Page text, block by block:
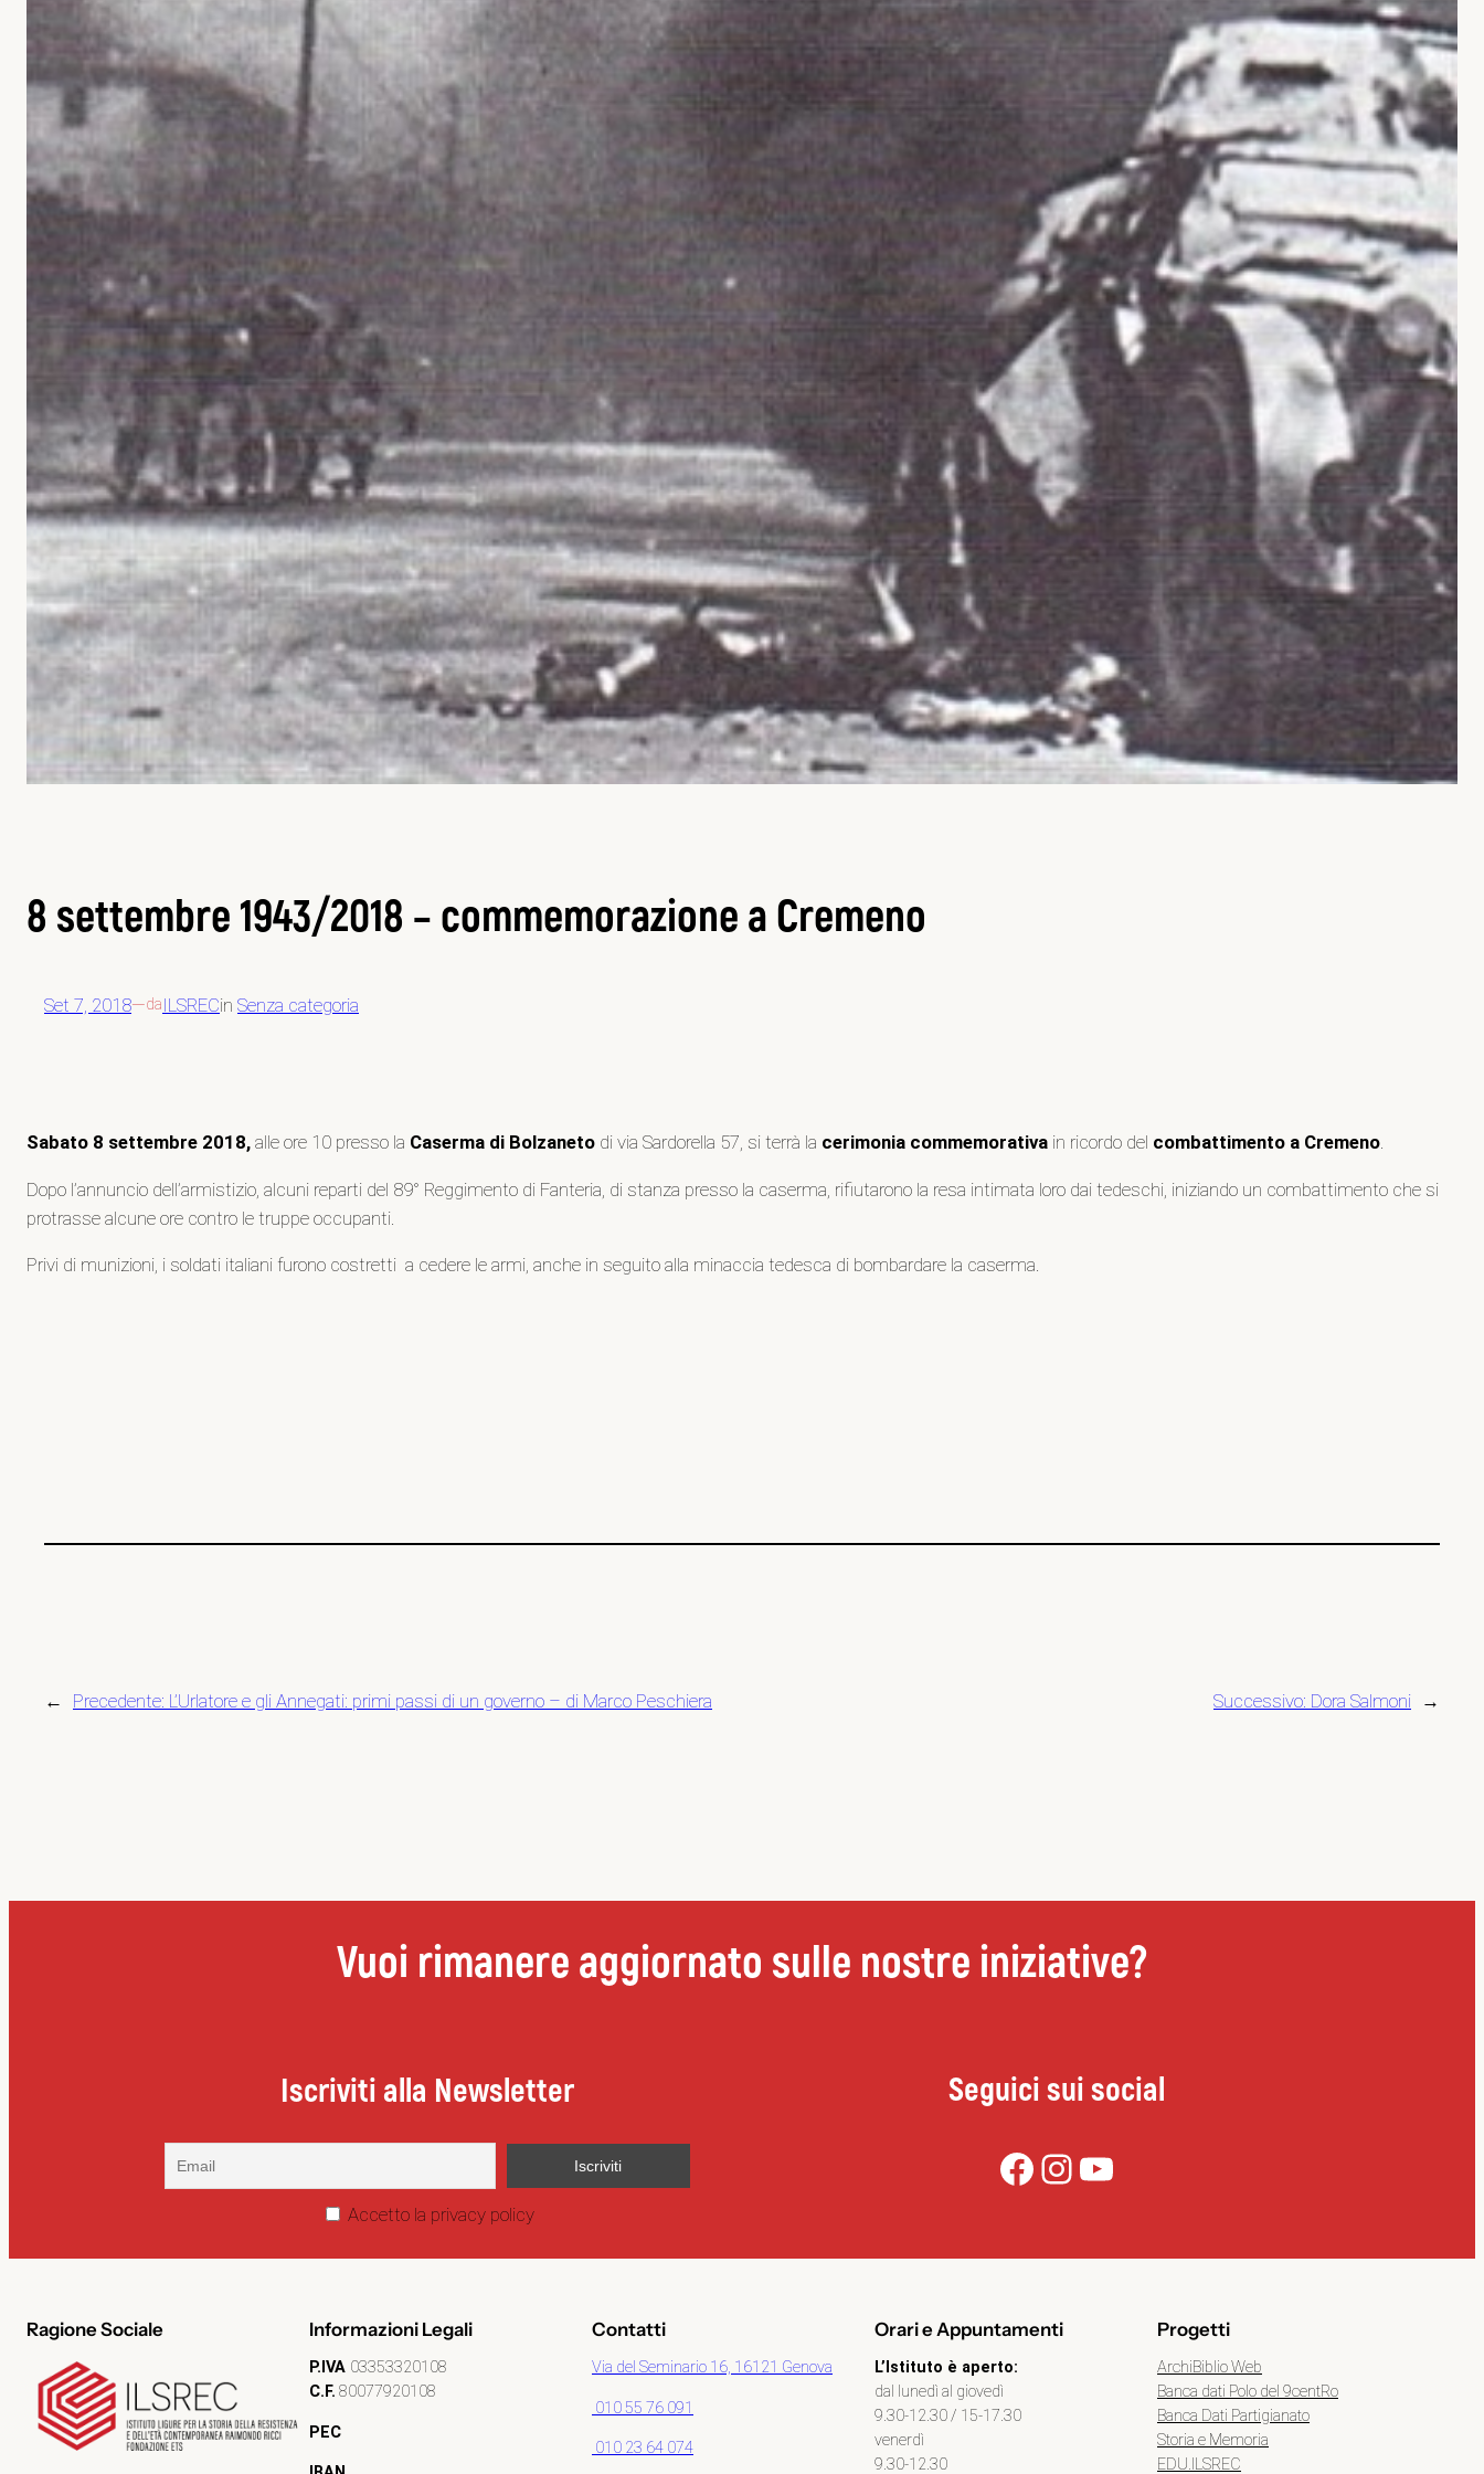
8 settembre 1943/2018 – commemorazione a Cremeno
Set 7, 2018—daILSRECin Senza categoria
Sabato 8 settembre 2018, alle ore 10 presso la Caserma di Bolzaneto di via Sardorella 57, si terrà la cerimonia commemorativa in ricordo del combattimento a Cremeno
Dopo l’annuncio dell’armistizio, alcuni reparti del 89° Reggimento di Fanteria, di stanza presso la caserma, rifiutarono la resa intimata loro dai tedeschi, iniziando un combattimento che si
protrasse alcune ore contro le truppe occupanti.
Privi di munizioni, i soldati italiani furono costretti a cedere le armi, anche in seguito alla minaccia tedesca di bombardare la caserma.
← Precedente: L’Urlatore e gli Annegati: primi passi di un governo – di Marco Peschiera Successivo: Dora Salmoni →
Vuoi rimanere aggiornato sulle nostre iniziative?
Iscriviti alla Newsletter
Accetto la privacy policy
Seguici sui social
Facebook InstagramYouTube
Ragione Sociale Informazioni Legali
P.IVA 03353320108
C.F. 80077920108
PEC
Contatti
Via del Seminario 16, 16121 Genova
010 55 76 091
010 23 64 074
Orari e Appuntamenti
L’Istituto è aperto:
dal lunedì al giovedì
9.30-12.30 / 15-17.30
venerdì
9.30-12.30
Progetti
ArchiBiblio Web
Banca dati Polo del 9centRo
Banca Dati Partigianato
Storia e Memoria
EDU.ILSREC